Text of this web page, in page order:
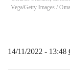
Vega/Getty Images /
14/11/2022 - 13:48